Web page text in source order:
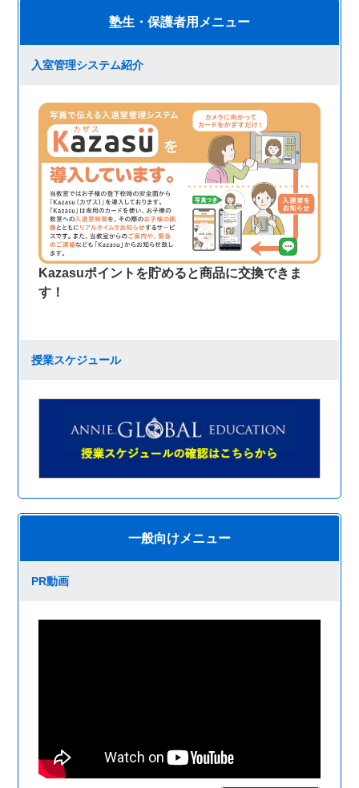
塾生・保護者用メニュー
入室管理システム紹介
Kazasuポイントを貯めると商品に交換できま
す！
授業スケジュール
一般向けメニュー
PR動画